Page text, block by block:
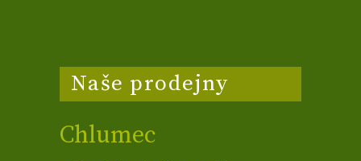
Naše prodejny
Chlumec